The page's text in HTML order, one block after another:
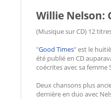
Willie Nelson:
(Musique sur CD) 12
"Good Times" est le
été publié en CD
coécrites avec sa femme
Deux chansons plus
dernière en duo avec